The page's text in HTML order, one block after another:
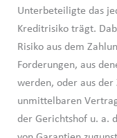
Unterbeteiligte das
Kreditrisiko trägt.
Risiko aus dem
Forderungen, aus
werden, oder aus der
unmittelbaren
der Gerichtshof u. a.